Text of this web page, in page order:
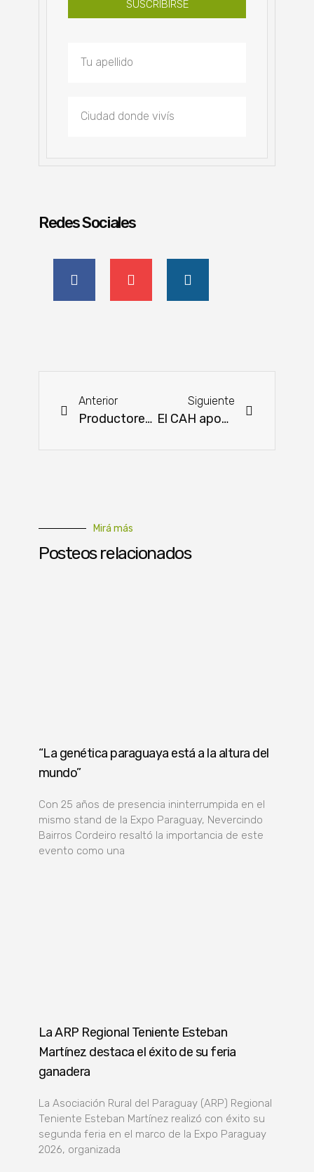
SUSCRIBIRSE
Redes Sociales
Anterior
Productores hortícolas levantan cierre de calles, tras firmar Acta de acuerdo con el MAG
Siguiente
El CAH apoya el fortalecimiento de las asociaciones que desean trabajar y progresar
Mirá más
Posteos relacionados
“La genética paraguaya está a la altura del
mundo”
Con 25 años de presencia ininterrumpida en el
mismo stand de la Expo Paraguay, Nevercindo
Bairros Cordeiro resaltó la importancia de este
evento como una
La ARP Regional Teniente Esteban
Martínez destaca el éxito de su feria
ganadera
La Asociación Rural del Paraguay (ARP) Regional
Teniente Esteban Martínez realizó con éxito su
segunda feria en el marco de la Expo Paraguay
2026, organizada